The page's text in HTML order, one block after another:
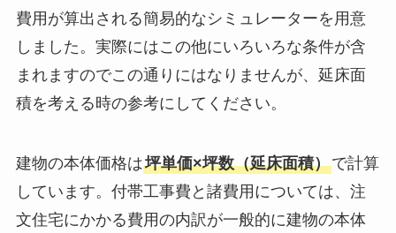
費用が算出される簡易的なシミュレーターを用意
しました。実際にはこの他にいろいろな条件が含
まれますのでこの通りにはなりませんが、延床面
積を考える時の参考にしてください。
建物の本体価格は坪単価×坪数（延床面積）で計算
しています。付帯工事費と諸費用については、注
文住宅にかかる費用の内訳が一般的に建物の本体